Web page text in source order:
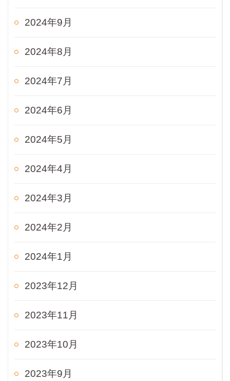
2024年9月
2024年8月
2024年7月
2024年6月
2024年5月
2024年4月
2024年3月
2024年2月
2024年1月
2023年12月
2023年11月
2023年10月
2023年9月